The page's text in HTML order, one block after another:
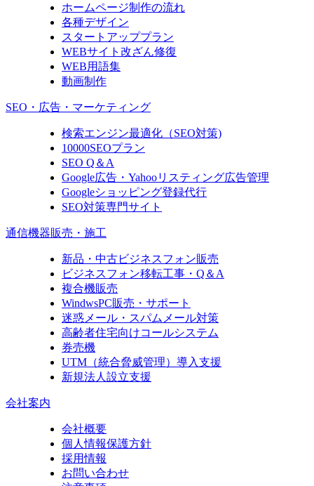
ホームページ制作の流れ
各種デザイン
スタートアッププラン
WEBサイト改ざん修復
WEB用語集
動画制作
SEO・広告・マーケティング
検索エンジン最適化（SEO対策)
10000SEOプラン
SEO Q＆A
Google広告・Yahooリスティング広告管理
Googleショッピング登録代行
SEO対策専門サイト
通信機器販売・施工
新品・中古ビジネスフォン販売
ビジネスフォン移転工事・Q＆A
複合機販売
WindwsPC販売・サポート
迷惑メール・スパムメール対策
高齢者住宅向けコールシステム
券売機
UTM（統合脅威管理）導入支援
新規法人設立支援
会社案内
会社概要
個人情報保護方針
採用情報
お問い合わせ